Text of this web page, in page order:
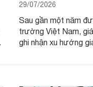
29/07/2026
Sau gần một năm
trường Việt Nam,
ghi nhận xu hướng